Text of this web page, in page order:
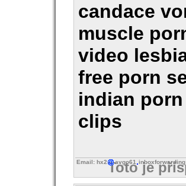
candace
muscle
video
free porn
indian
clips
Email: hx2 avgo61 inboxforwarding
Toto je